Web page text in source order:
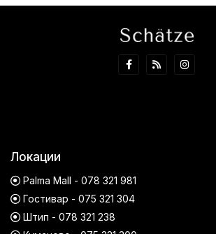
Локации
Palma Mall - 078 321 981
Гостивар - 075 321 304
Штип - 078 321 238